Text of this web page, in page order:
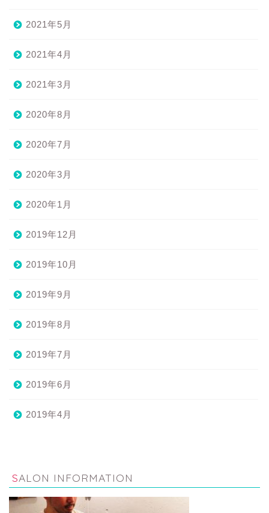
2021年5月
2021年4月
2021年3月
2020年8月
2020年7月
2020年3月
2020年1月
2019年12月
2019年10月
2019年9月
2019年8月
2019年7月
2019年6月
2019年4月
SALON INFORMATION